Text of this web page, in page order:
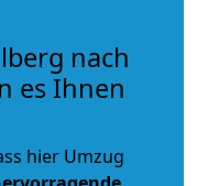
nach
es Ihnen
hier Umzug